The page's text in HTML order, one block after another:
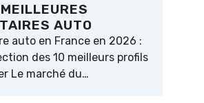
AUTO
auto en France en 2026 :
des 10 meilleurs profils
Le marché du…